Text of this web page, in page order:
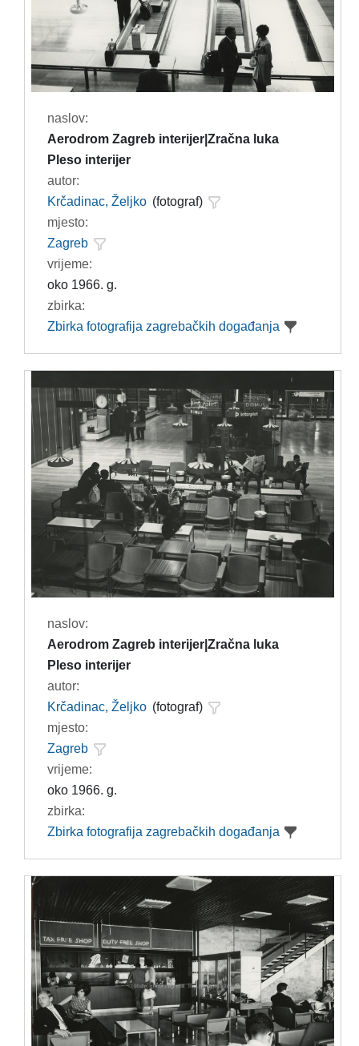
naslov:
Aerodrom Zagreb interijer|Zračna luka
Pleso interijer
autor:
Krčadinac, Željko (fotograf)
mjesto:
Zagreb
vrijeme:
oko 1966. g.
zbirka:
Zbirka fotografija zagrebačkih događanja
naslov:
Aerodrom Zagreb interijer|Zračna luka
Pleso interijer
autor:
Krčadinac, Željko (fotograf)
mjesto:
Zagreb
vrijeme:
oko 1966. g.
zbirka:
Zbirka fotografija zagrebačkih događanja